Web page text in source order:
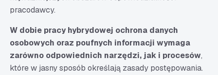
pracodawcy.
W dobie pracy hybrydowej ochrona danych
osobowych oraz poufnych informacji wymaga
zarówno odpowiednich narzędzi, jak i procesów,
które w jasny sposób określają zasady postępowania.